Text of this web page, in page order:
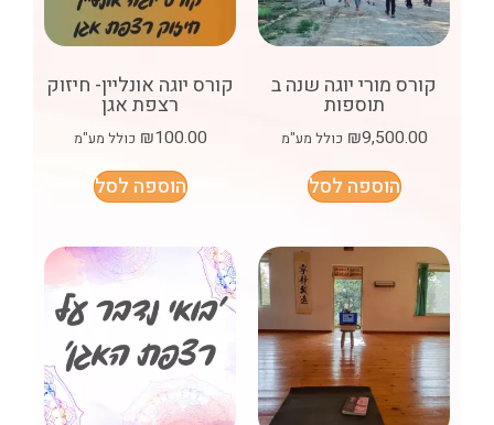
קורס מורי יוגה שנה ב
תוספות
₪9,500.00 כולל מע"מ
הוספה לסל
קורס יוגה אונליין- חיזוק
רצפת אגן
₪100.00 כולל מע"מ
הוספה לסל